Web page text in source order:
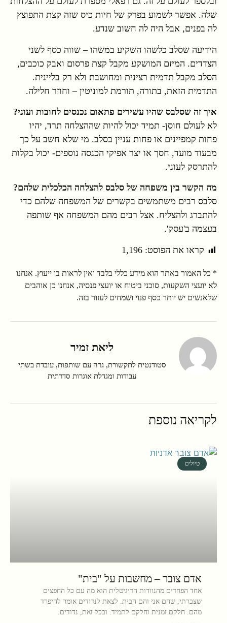
שלה. אפשר לשמוע בפרק של חיות כיס שזה קצת התפוצץ
לה בפנים, אבל היה לה חשוב שנדע.
הידיעה שסלב כלשהו השקיע במשהו – שווה כסף לשני
הצדדים. המיזם המושקע מקבל קצת פרסום ואבק כוכבים,
הסלב מקבל תדמית רצינית ומחושבת ולא רק בליינית.
התדמית הזאת, בתורה, תורמת למוניטין – וחוזר חלילה.
איך זה שסלבס שהיו עשירים פתאום נכנסים לחובות ועוני?
לא לעולם חוסן- תמיד יכול להיות שההצלחה תרד, יהיו
פחות קמפיינים או פחות עניין בסלב. מי שלא חשב על כך
מבעוד מועד, חסך או יצר אפיקי הכנסה נוספים- יכול בקלות
להתרסק לעוני.
מה הקשר בין משפחה של סלבס להצלחה הכלכלית שלהם?
סלבס רבים משתמשים בקשרים של המשפחה שלהם כדי
להתברג ולהצליח. אצל רבים מהם המשפחה אף שותפה
בעצמה ב'עסק'.
קראו את הפוסט: 1,196
* כל האמור באתר הוא מידע כללי בלבד ואין לראות בו ייעוץ. אנחנו
לא יועצי השקעות, סוכני ביטוח או יועצי פנסיה, אנחנו כן אוהבים
שלאנשים יש יותר כסף פנוי ושמחים לעזור בזה.
ליאת זמיר
סטודנטית לתקשורת, גרה עם שותפות, עובדת בשתי
עבודות ומגדלת אוגרות סדרתית
לקריאה נוספת
טיולים
אדם צובר – מחשבות על "בית"
אחד הפחדים מהנוודות הדיגיטלית הוא מה עם כל החפצים
שצברתי, שהם אני והם הבית. לצאת לנדודים אומר להיפרד
מהם. חלקם זמנית וחלקם לתמיד. ובכל זאת, נדודים.